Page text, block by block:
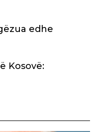
edhe
Kosovë: